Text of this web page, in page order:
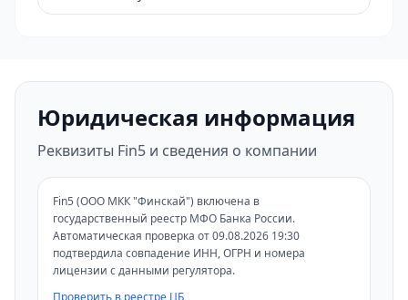
Юридическая информация
Реквизиты Fin5 и сведения о компании
Fin5 (ООО МКК "Финскай") включена в
государственный реестр МФО Банка России.
Автоматическая проверка от 09.08.2026 19:30
подтвердила совпадение ИНН, ОГРН и номера
лицензии с данными регулятора.
Проверить в реестре ЦБ